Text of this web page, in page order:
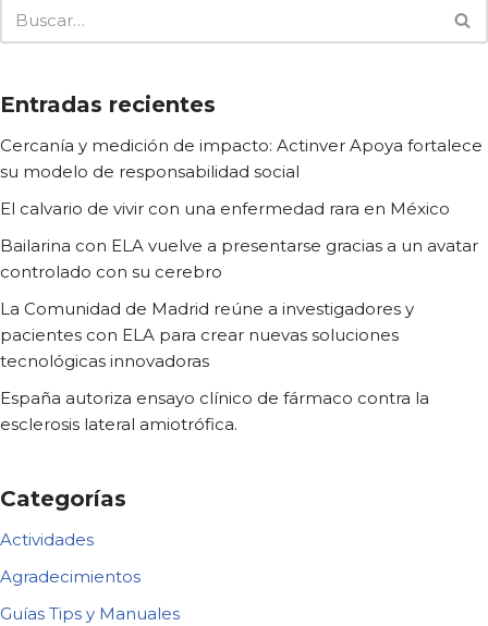
Entradas recientes
Cercanía y medición de impacto: Actinver Apoya fortalece
su modelo de responsabilidad social
El calvario de vivir con una enfermedad rara en México
Bailarina con ELA vuelve a presentarse gracias a un avatar
controlado con su cerebro
La Comunidad de Madrid reúne a investigadores y
pacientes con ELA para crear nuevas soluciones
tecnológicas innovadoras
España autoriza ensayo clínico de fármaco contra la
esclerosis lateral amiotrófica.
Categorías
Actividades
Agradecimientos
Guías Tips y Manuales